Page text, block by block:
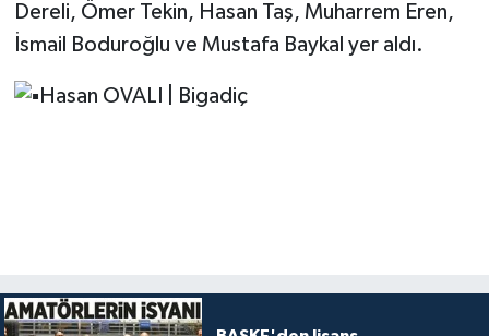
Dereli, Ömer Tekin, Hasan Taş, Muharrem Eren,
İsmail Boduroğlu ve Mustafa Baykal yer aldı.
Hasan OVALI | Bigadiç